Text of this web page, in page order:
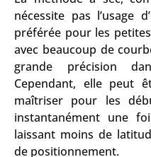
nécessite pas l’usage
préférée pour les
avec beaucoup de
grande précision
Cependant, elle peut
maîtriser pour les
instantanément une
laissant moins de
de positionnement.